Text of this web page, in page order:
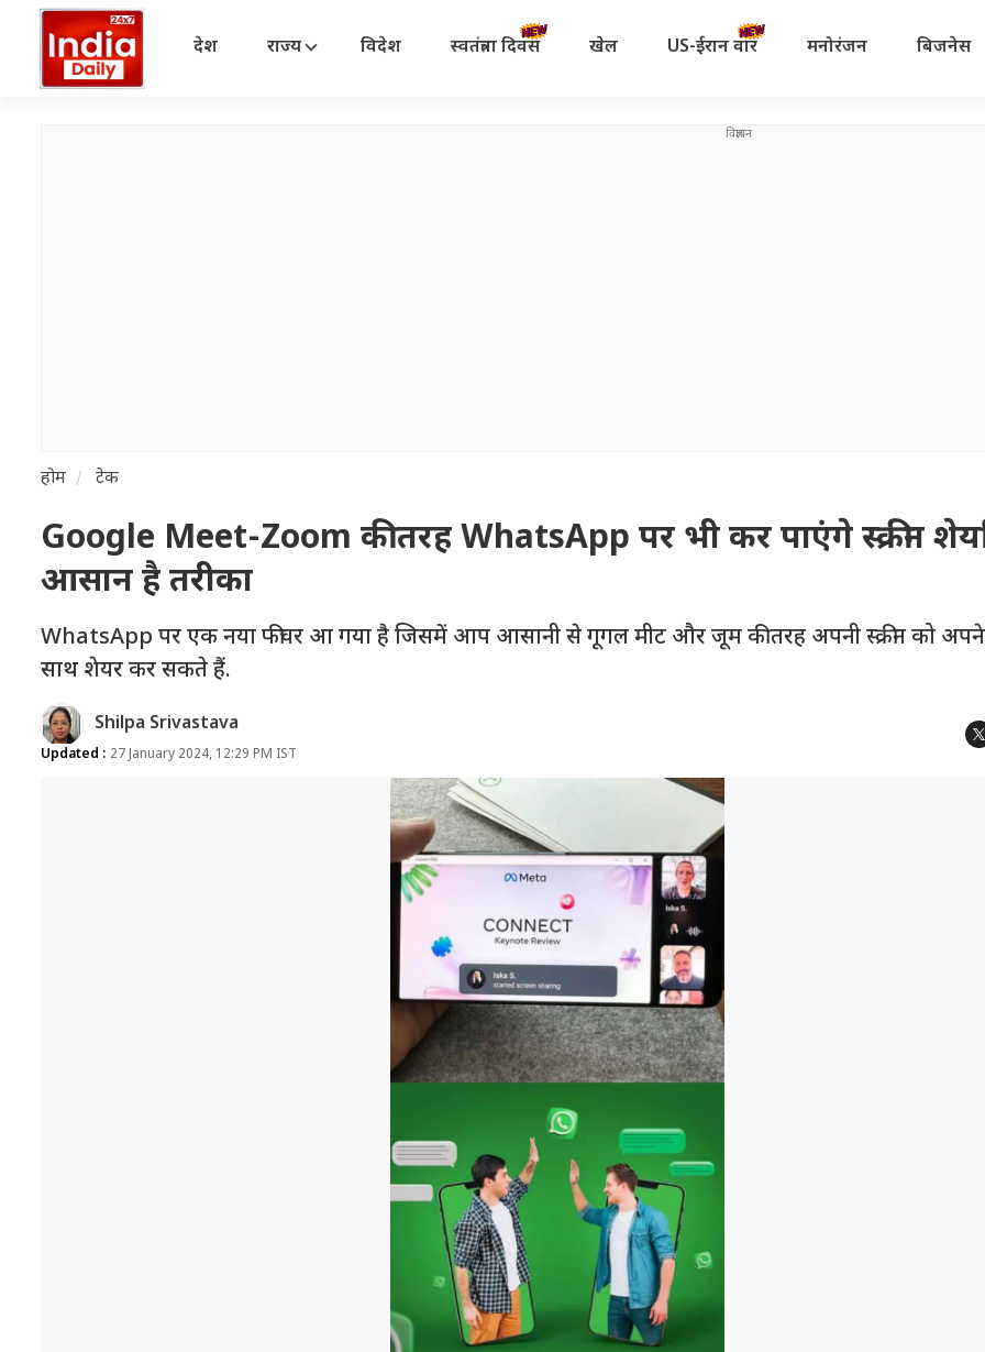
देश राज्य विदेश स्वतंत्रता दिवस खेल US-ईरान वॉर मनोरंजन बिजनेस
होम टेक
Google Meet-Zoom की तरह WhatsApp पर भी कर पाएंगे स्क्रीन
आसान है तरीका
WhatsApp पर एक नया फीचर आ गया है जिसमें आप आसानी से गूगल मीट और जूम की तरह अपनी स्क्रीन को अपने
साथ शेयर कर सकते हैं.
Shilpa Srivastava
Updated : 27 January 2024, 12:29 PM IST